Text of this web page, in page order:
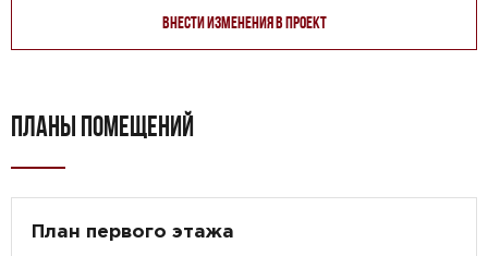
Внести изменения в проект
ПЛАНЫ ПОМЕЩЕНИЙ
План первого этажа